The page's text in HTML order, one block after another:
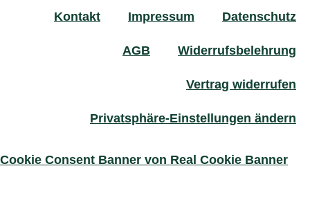
Kontakt Impressum Datenschutz
AGB Widerrufsbelehrung
Vertrag widerrufen
Privatsphäre-Einstellungen ändern
Cookie Consent Banner von Real Cookie Banner